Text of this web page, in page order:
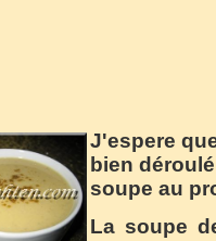
J'espere
bien
soupe au
La soupe